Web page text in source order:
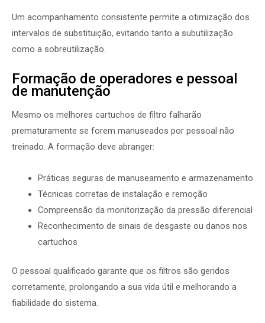
Um acompanhamento consistente permite a otimização dos
intervalos de substituição, evitando tanto a subutilização
como a sobreutilização.
Formação de operadores e pessoal
de manutenção
Mesmo os melhores cartuchos de filtro falharão
prematuramente se forem manuseados por pessoal não
treinado. A formação deve abranger:
Práticas seguras de manuseamento e armazenamento
Técnicas corretas de instalação e remoção
Compreensão da monitorização da pressão diferencial
Reconhecimento de sinais de desgaste ou danos nos
cartuchos
O pessoal qualificado garante que os filtros são geridos
corretamente, prolongando a sua vida útil e melhorando a
fiabilidade do sistema.